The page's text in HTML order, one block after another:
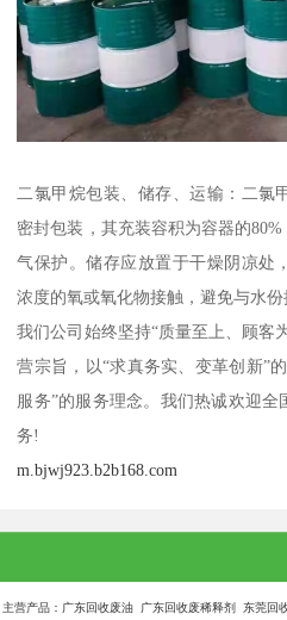
二氯甲烷包装、储存、运输：二氯
密封包装，其充装容积为容器的
气保护。储存应放置于干燥阴凉处
浓度的氧或氧化物接触，避免与水份
我们公司始终坚持“质量至上、顾客
营宗旨，以“求真务实、变革创新”
服务”的服务理念。我们热诚欢迎
务!
m.bjwj923.b2b168.com
主营产品：广东回收废油 广东回收废稀释剂 东莞